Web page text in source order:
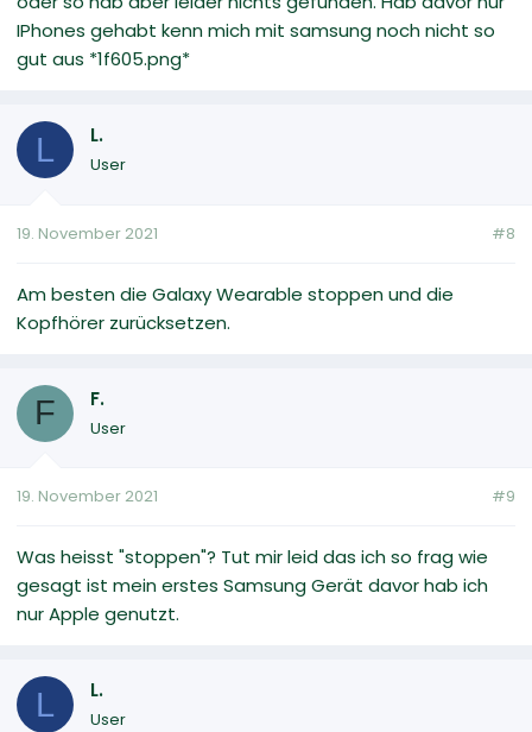
IPhones gehabt kenn mich mit samsung noch nicht so
gut aus *1f605.png*
L L.
User
19. November 2021 #8
Am besten die Galaxy Wearable stoppen und die
Kopfhörer zurücksetzen.
F F.
User
19. November 2021 #9
Was heisst "stoppen"? Tut mir leid das ich so frag wie
gesagt ist mein erstes Samsung Gerät davor hab ich
nur Apple genutzt.
L L.
User